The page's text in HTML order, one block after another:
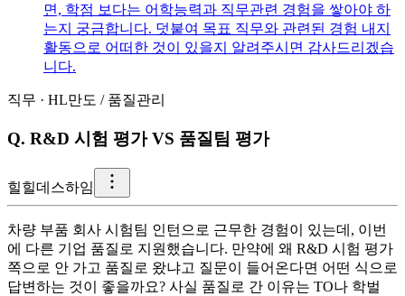
면, 학점 보다는 어학능력과 직무관련 경험을 쌓아야 하
는지 궁금합니다. 덧붙여 목표 직무와 관련된 경험 내지
활동으로 어떠한 것이 있을지 알려주시면 감사드리겠습
니다.
직무 · HL만도 / 품질관리
Q. R&D 시험 평가 VS 품질팀 평가
힐힐데스하임
차량 부품 회사 시험팀 인턴으로 근무한 경험이 있는데, 이번
에 다른 기업 품질로 지원했습니다. 만약에 왜 R&D 시험 평가
쪽으로 안 가고 품질로 왔냐고 질문이 들어온다면 어떤 식으로
답변하는 것이 좋을까요? 사실 품질로 간 이유는 TO나 학벌